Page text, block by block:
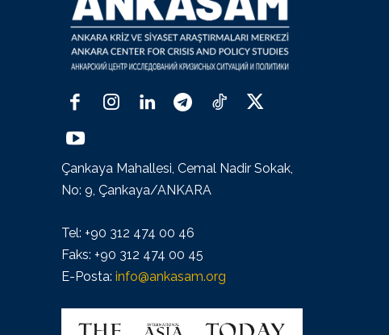
Çankaya Mahallesi, Cemal Nadir Sokak,
No: 9, Çankaya/ANKARA
Tel: +90 312 474 00 46
Faks: +90 312 474 00 45
E-Posta: info@ankasam.org